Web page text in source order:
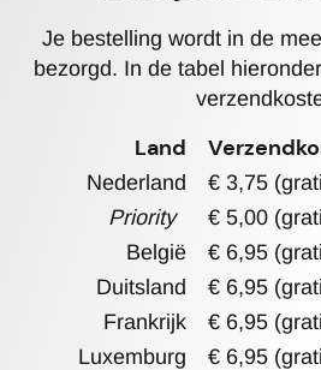
Je bestelling wordt in de
bezorgd. In de tabel
Land
Nederland € 3,75
Priority
€ 5,00
België
€ 6,95
Duitsland
€ 6,95
Frankrijk
€ 6,95
Luxemburg
€ 6,95